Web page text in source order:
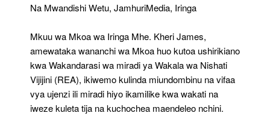
Na Mwandishi Wetu, JamhuriMedia, Iringa
Mkuu wa Mkoa wa Iringa Mhe. Kheri James,
amewataka wananchi wa Mkoa huo kutoa ushirikiano
kwa Wakandarasi wa miradi ya Wakala wa Nishati
Vijijini (REA), ikiwemo kulinda miundombinu na vifaa
vya ujenzi ili miradi hiyo ikamilike kwa wakati na
iweze kuleta tija na kuchochea maendeleo nchini.